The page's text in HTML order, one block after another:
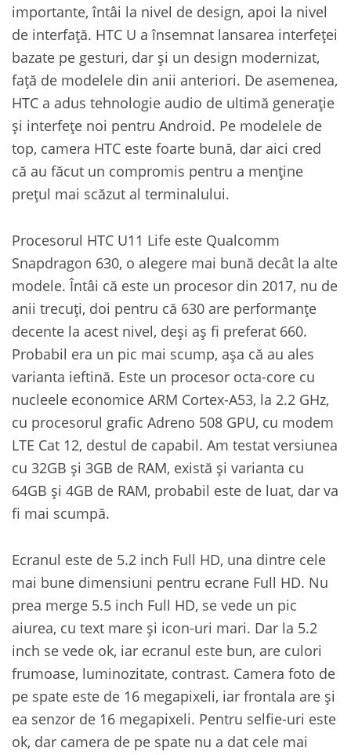
importante, întâi la nivel de design, apoi la nivel
de interfață. HTC U a însemnat lansarea interfeței
bazate pe gesturi, dar și un design modernizat,
față de modelele din anii anteriori. De asemenea,
HTC a adus tehnologie audio de ultimă generație
și interfețe noi pentru Android. Pe modelele de
top, camera HTC este foarte bună, dar aici cred
că au făcut un compromis pentru a menține
prețul mai scăzut al terminalului.
Procesorul HTC U11 Life este Qualcomm
Snapdragon 630, o alegere mai bună decât la alte
modele. Întâi că este un procesor din 2017, nu de
anii trecuți, doi pentru că 630 are performanțe
decente la acest nivel, deși aș fi preferat 660.
Probabil era un pic mai scump, așa că au ales
varianta ieftină. Este un procesor octa-core cu
nucleele economice ARM Cortex-A53, la 2.2 GHz,
cu procesorul grafic Adreno 508 GPU, cu modem
LTE Cat 12, destul de capabil. Am testat versiunea
cu 32GB și 3GB de RAM, există și varianta cu
64GB și 4GB de RAM, probabil este de luat, dar va
fi mai scumpă.
Ecranul este de 5.2 inch Full HD, una dintre cele
mai bune dimensiuni pentru ecrane Full HD. Nu
prea merge 5.5 inch Full HD, se vede un pic
aiurea, cu text mare și icon-uri mari. Dar la 5.2
inch se vede ok, iar ecranul este bun, are culori
frumoase, luminozitate, contrast. Camera foto de
pe spate este de 16 megapixeli, iar frontala are și
ea senzor de 16 megapixeli. Pentru selfie-uri este
ok, dar camera de pe spate nu a dat cele mai